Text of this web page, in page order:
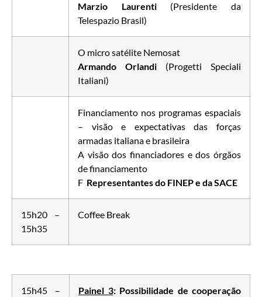
Marzio Laurenti (Presidente da
Telespazio Brasil)
O micro satélite Nemosat
Armando Orlandi (Progetti Speciali
Italiani)
Financiamento nos programas espaciais
– visão e expectativas das forças
armadas italiana e brasileira
A visão dos financiadores e dos órgãos
de financiamento
F Representantes do FINEP e da SACE
15h20 –
15h35
Coffee Break
15h45 –
Painel 3: Possibilidade de cooperação